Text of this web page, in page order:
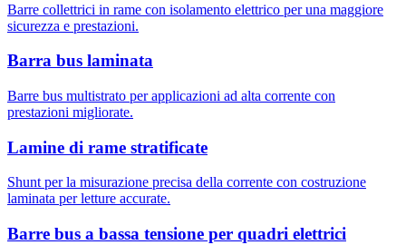
Barre collettrici in rame con isolamento elettrico per una maggiore
sicurezza e prestazioni.
Barra bus laminata
Barre bus multistrato per applicazioni ad alta corrente con
prestazioni migliorate.
Lamine di rame stratificate
Shunt per la misurazione precisa della corrente con costruzione
laminata per letture accurate.
Barre bus a bassa tensione per quadri elettrici